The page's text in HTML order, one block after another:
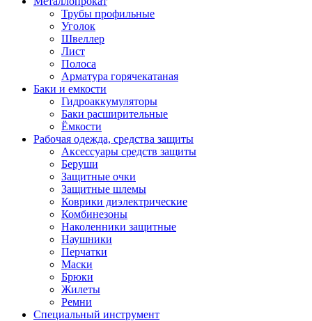
Трубы профильные
Уголок
Швеллер
Лист
Полоса
Арматура горячекатаная
Баки и емкости
Гидроаккумуляторы
Баки расширительные
Ёмкости
Рабочая одежда, средства защиты
Аксессуары средств защиты
Беруши
Защитные очки
Защитные шлемы
Коврики диэлектрические
Комбинезоны
Наколенники защитные
Наушники
Перчатки
Маски
Брюки
Жилеты
Ремни
Специальный инструмент